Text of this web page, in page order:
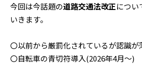
今回は今話題の道路交通法改正につい
いきます。
〇以前から厳罰化されているが認識
〇自転車の青切符導入(2026年4月～)